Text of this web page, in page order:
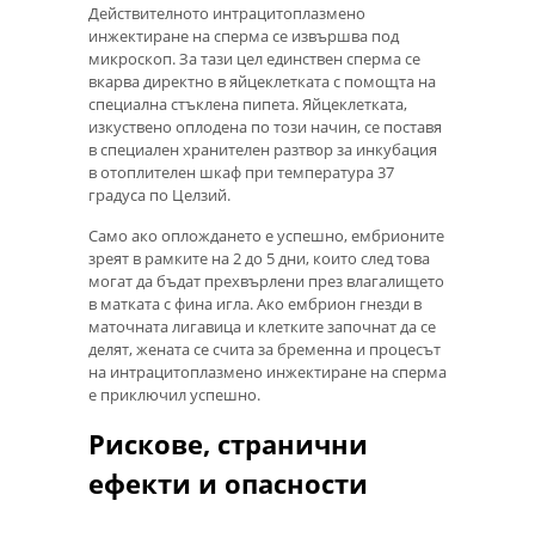
Действителното интрацитоплазмено
инжектиране на сперма се извършва под
микроскоп. За тази цел единствен сперма се
вкарва директно в яйцеклетката с помощта на
специална стъклена пипета. Яйцеклетката,
изкуствено оплодена по този начин, се поставя
в специален хранителен разтвор за инкубация
в отоплителен шкаф при температура 37
градуса по Целзий.
Само ако оплождането е успешно, ембрионите
зреят в рамките на 2 до 5 дни, които след това
могат да бъдат прехвърлени през влагалището
в матката с фина игла. Ако ембрион гнезди в
маточната лигавица и клетките започнат да се
делят, жената се счита за бременна и процесът
на интрацитоплазмено инжектиране на сперма
е приключил успешно.
Рискове, странични
ефекти и опасности